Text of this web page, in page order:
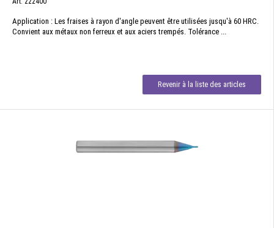
Application : Les fraises à rayon d'angle peuvent être utilisées jusqu'à 60 HRC.
Convient aux métaux non ferreux et aux aciers trempés. Tolérance ...
Revenir à la liste des articles